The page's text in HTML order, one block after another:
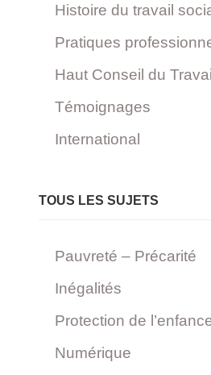
Histoire du travail
Pratiques
Haut Conseil du
Témoignages
International
TOUS LES SUJETS
Pauvreté – Précarité
Inégalités
Protection de
Numérique